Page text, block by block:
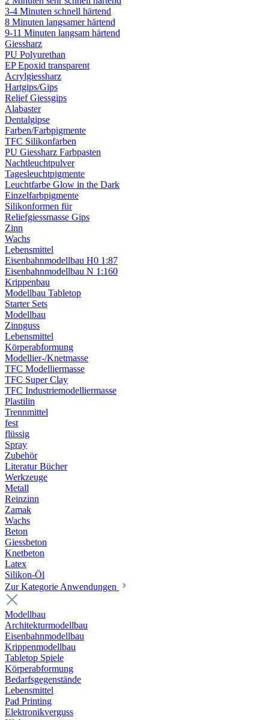
3-4 Minuten schnell härtend
8 Minuten langsamer härtend
9-11 Minuten langsam härtend
Giessharz
PU Polyurethan
EP Epoxid transparent
Acrylgiessharz
Hartgips/Gips
Relief Giessgips
Alabaster
Dentalgipse
Farben/Farbpigmente
TFC Silikonfarben
PU Giessharz Farbpasten
Nachtleuchtpulver
Tagesleuchtpigmente
Leuchtfarbe Glow in the Dark
Einzelfarbpigmente
Silikonformen für
Reliefgiessmasse Gips
Zinn
Wachs
Lebensmittel
Eisenbahnmodellbau H0 1:87
Eisenbahnmodellbau N 1:160
Krippenbau
Modellbau Tabletop
Starter Sets
Modellbau
Zinnguss
Lebensmittel
Körperabformung
Modellier-/Knetmasse
TFC Modelliermasse
TFC Super Clay
TFC Industriemodelliermasse
Plastilin
Trennmittel
fest
flüssig
Spray
Zubehör
Literatur Bücher
Werkzeuge
Metall
Reinzinn
Zamak
Wachs
Beton
Giessbeton
Knetbeton
Latex
Silikon-Öl
Zur Kategorie Anwendungen
Modellbau
Architekturmodellbau
Eisenbahnmodellbau
Krippenmodellbau
Tabletop Spiele
Körperabformung
Bedarfsgegenstände
Lebensmittel
Pad Printing
Elektronikverguss